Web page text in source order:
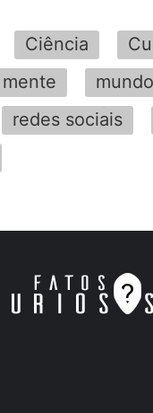
Ciência
mente
mundo
redes sociais